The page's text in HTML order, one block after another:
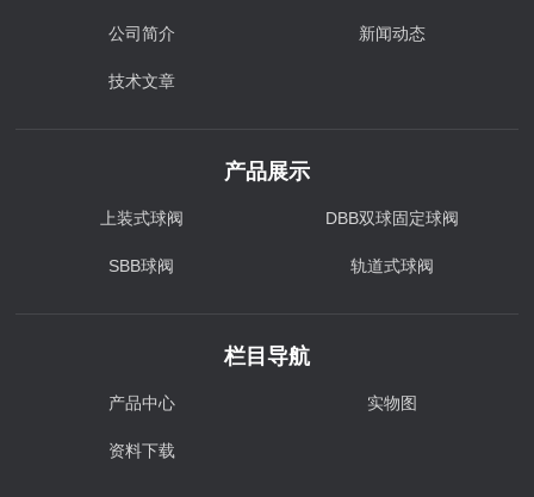
公司简介 新闻动态
技术文章
产品展示
上装式球阀 DBB双球固定球阀
SBB球阀 轨道式球阀
栏目导航
产品中心 实物图
资料下载